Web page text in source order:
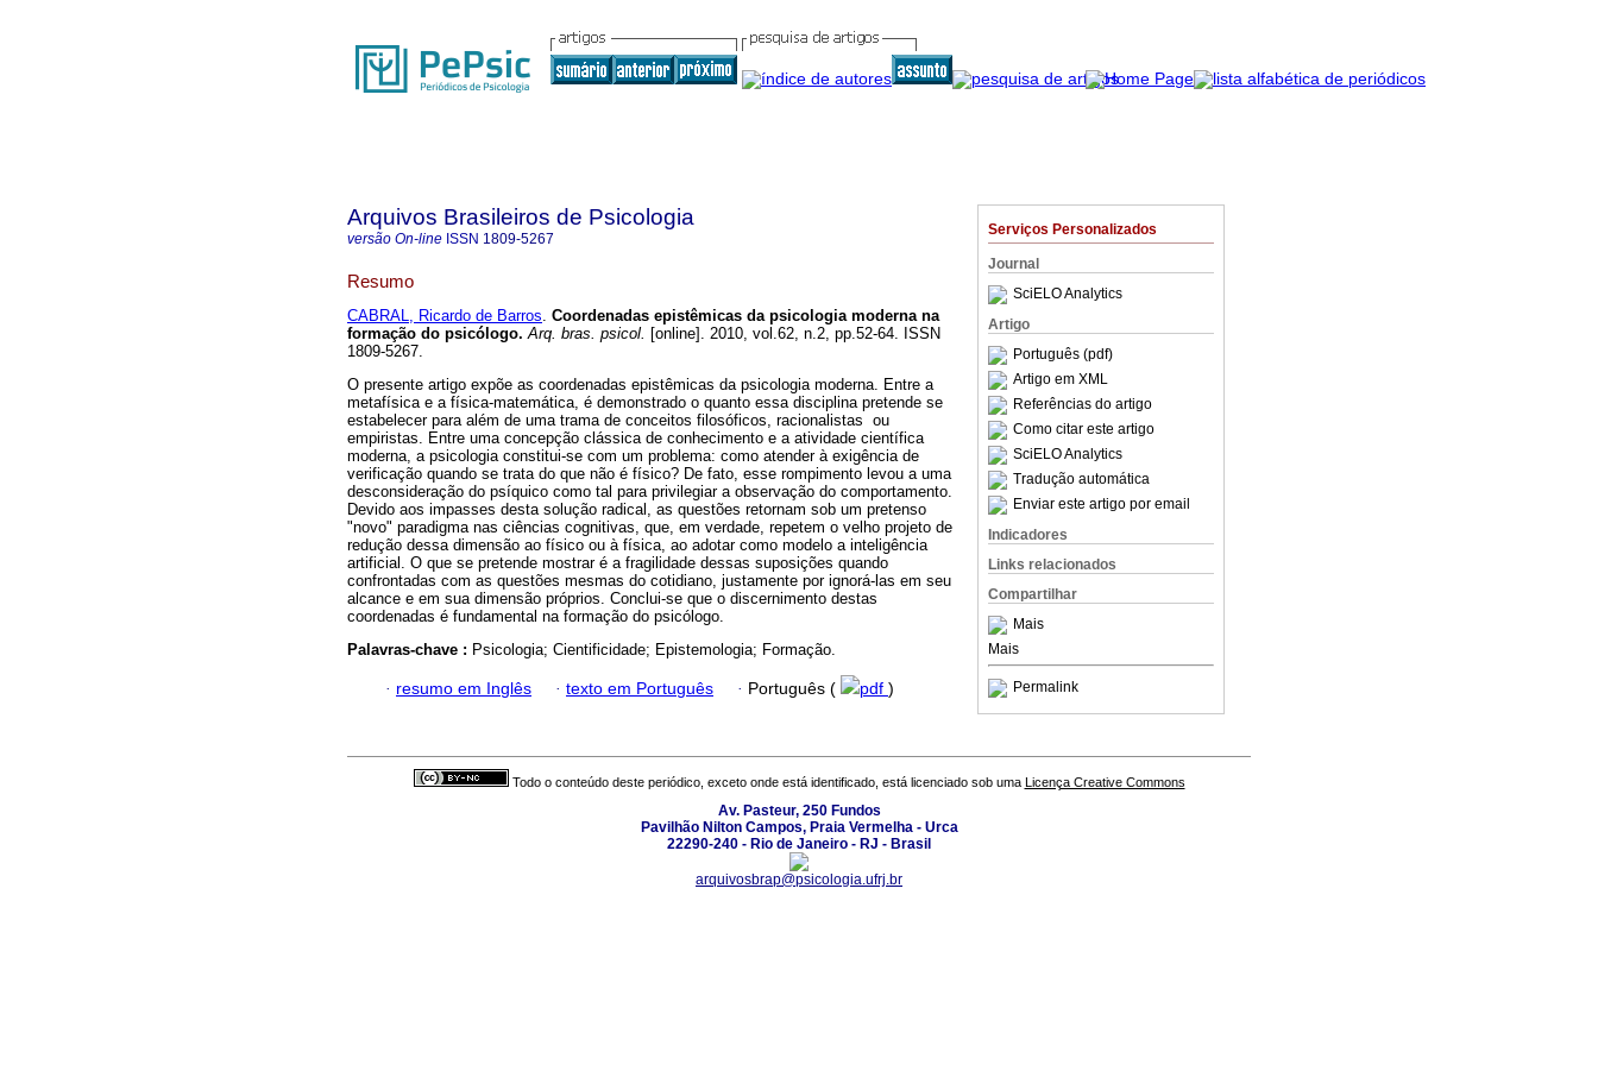
Serviços Personalizados
Journal
SciELO Analytics
Artigo
Português (pdf)
Artigo em XML
Referências do artigo
Como citar este artigo
SciELO Analytics
Tradução automática
Enviar este artigo por email
Indicadores
Links relacionados
Compartilhar
Mais
Mais
Permalink
Arquivos Brasileiros de Psicologia
versão On-line ISSN 1809-5267
Resumo
CABRAL, Ricardo de Barros. Coordenadas epistêmicas da psicologia moderna na
formação do psicólogo. Arq. bras. psicol. [online]. 2010, vol.62, n.2, pp.52-64. ISSN
1809-5267.
O presente artigo expõe as coordenadas epistêmicas da psicologia moderna. Entre a
metafísica e a física-matemática, é demonstrado o quanto essa disciplina pretende se
estabelecer para além de uma trama de conceitos filosóficos, racionalistas ou
empiristas. Entre uma concepção clássica de conhecimento e a atividade científica
moderna, a psicologia constitui-se com um problema: como atender à exigência de
verificação quando se trata do que não é físico? De fato, esse rompimento levou a uma
desconsideração do psíquico como tal para privilegiar a observação do comportamento.
Devido aos impasses desta solução radical, as questões retornam sob um pretenso
"novo" paradigma nas ciências cognitivas, que, em verdade, repetem o velho projeto de
redução dessa dimensão ao físico ou à física, ao adotar como modelo a inteligência
artificial. O que se pretende mostrar é a fragilidade dessas suposições quando
confrontadas com as questões mesmas do cotidiano, justamente por ignorá-las em seu
alcance e em sua dimensão próprios. Conclui-se que o discernimento destas
coordenadas é fundamental na formação do psicólogo.
Palavras-chave : Psicologia; Cientificidade; Epistemologia; Formação.
· resumo em Inglês · texto em Português · Português ( pdf )
Todo o conteúdo deste periódico, exceto onde está identificado, está licenciado sob uma Licença Creative Commons
Av. Pasteur, 250 Fundos
Pavilhão Nilton Campos, Praia Vermelha - Urca
22290-240 - Rio de Janeiro - RJ - Brasil
arquivosbrap@psicologia.ufrj.br